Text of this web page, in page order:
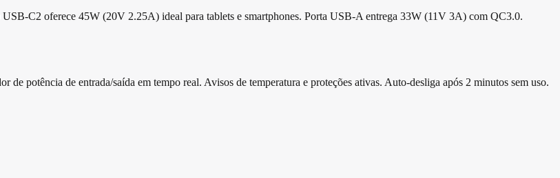
C2 oferece 45W (20V 2.25A) ideal para tablets e smartphones. Porta USB-A entrega 33W (11V 3A) com QC3.0.
potência de entrada/saída em tempo real. Avisos de temperatura e proteções ativas. Auto-desliga após 2 minutos sem uso.